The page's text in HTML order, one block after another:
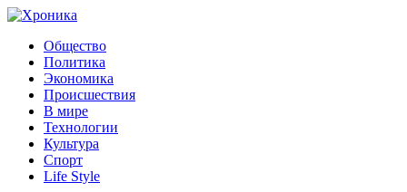
Общество
Политика
Экономика
Происшествия
В мире
Технологии
Культура
Спорт
Life Style